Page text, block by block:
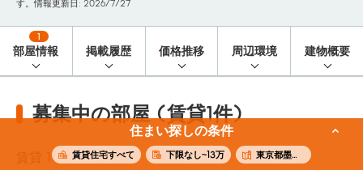
住まい探しの条件
賃貸住宅すべて 下限なし~13万 東京都墨田区
す。情報更新日: 2026/7/27
部屋情報
1
掲載履歴 価格推移 周辺環境 建物概要
募集中の部屋 (賃貸1件)
1 件